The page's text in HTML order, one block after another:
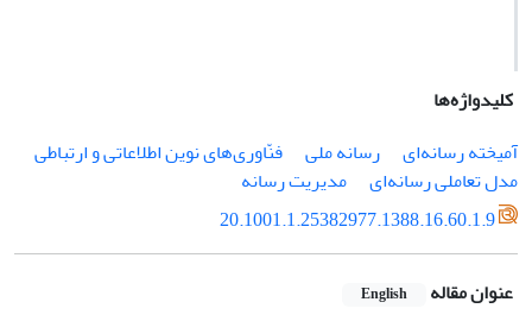
کلیدواژه‌ها
آمیخته‌ رسانه‌ای
رسانه ملی
فنّاوری‌های نوین اطلاعاتی و ارتباطی
مدل تعاملی رسانه‌ای
مدیریت رسانه
20.1001.1.25382977.1388.16.60.1.9
عنوان مقاله English